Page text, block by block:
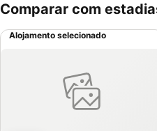
junto à falésia do aldeamento.O
cozinhas/kitchenetes possuem
individualmente,cofre,televisão
Comparar com
Alojamento selecionado